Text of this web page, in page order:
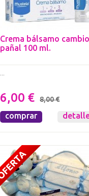
Crema bálsamo cambio
pañal 100 ml.
6,00 € 8,00 €
comprar